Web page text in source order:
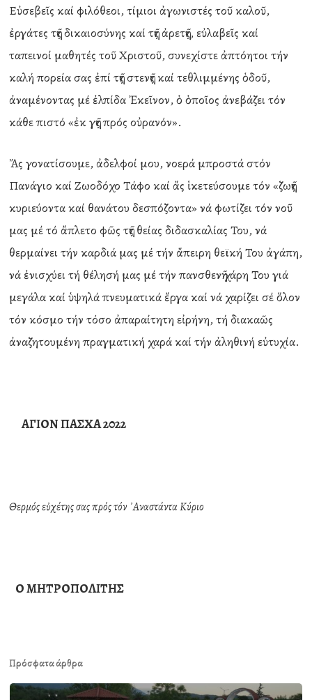
Εὐσεβεῖς καί φιλόθεοι, τίμιοι ἀγωνιστές τοῦ καλοῦ,
ἐργάτες τῆς δικαιοσύνης καί τῆς ἀρετῆς, εὐλαβεῖς καί
ταπεινοί μαθητές τοῦ Χριστοῦ, συνεχίστε ἀπτόητοι τήν
καλή πορεία σας ἐπί τῆς στενῆς καί τεθλιμμένης ὁδοῦ,
ἀναμένοντας μέ ἐλπίδα Ἐκεῖνον, ὁ ὁποῖος ἀνεβάζει τόν
κάθε πιστό «ἐκ γῆς πρός οὐρανόν».
Ἄς γονατίσουμε, ἀδελφοί μου, νοερά μπροστά στόν
Πανάγιο καί Ζωοδόχο Τάφο καί ἄς ἱκετεύσουμε τόν «ζωῆς
κυριεύοντα καί θανάτου δεσπόζοντα» νά φωτίζει τόν νοῦ
μας μέ τό ἄπλετο φῶς τῆς θείας διδασκαλίας Του, νά
θερμαίνει τήν καρδιά μας μέ τήν ἄπειρη θεϊκή Του ἀγάπη,
νά ἐνισχύει τή θέλησή μας μέ τήν πανσθενῆ χάρη Του γιά
μεγάλα καί ὑψηλά πνευματικά ἔργα καί νά χαρίζει σέ ὅλον
τόν κόσμο τήν τόσο ἀπαραίτητη εἰρήνη, τή διακαῶς
ἀναζητουμένη πραγματική χαρά καί τήν ἀληθινή εὐτυχία.
ΑΓΙΟΝ ΠΑΣΧΑ 2022
Θερμός εὐχέτης σας πρός τόν ᾿Αναστάντα Κύριο
Ο ΜΗΤΡΟΠΟΛΙΤΗΣ
Πρόσφατα άρθρα